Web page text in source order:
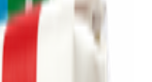
›Мука рисовая «Фермер»
в/с М54-25